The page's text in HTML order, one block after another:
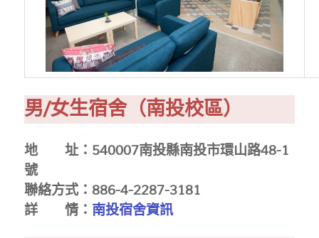
男/女生宿舍（南投校區）
地 址：540007南投縣南投市環山路48-1
號
聯絡方式：886-4-2287-3181
詳 情： 南投宿舍資訊